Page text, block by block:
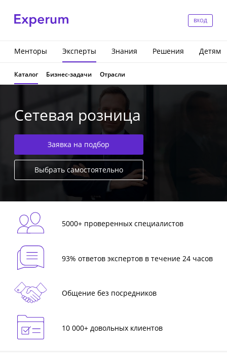
ВХОД
Менторы Эксперты Знания Решения Детям
Каталог Бизнес-задачи Отрасли
Сетевая розница
Заявка на подбор
Выбрать самостоятельно
5000+ проверенных специалистов
93% ответов экспертов в течение 24 часов
Общение без посредников
10 000+ довольных клиентов